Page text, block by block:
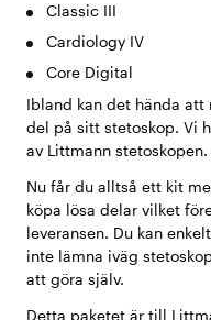
Classic III
Cardiology IV
Core Digital
Ibland kan det hända
del på sitt stetoskop. Vi
av Littmann stetoskopen.
Nu får du alltså ett kit
köpa lösa delar vilket
leveransen. Du kan
inte lämna iväg
att göra själv.
Detta paketet är till